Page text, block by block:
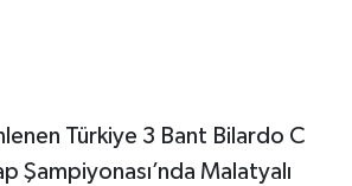
Türkiye 3 Bant Bilardo C
Şampiyonası’nda Malatyalı